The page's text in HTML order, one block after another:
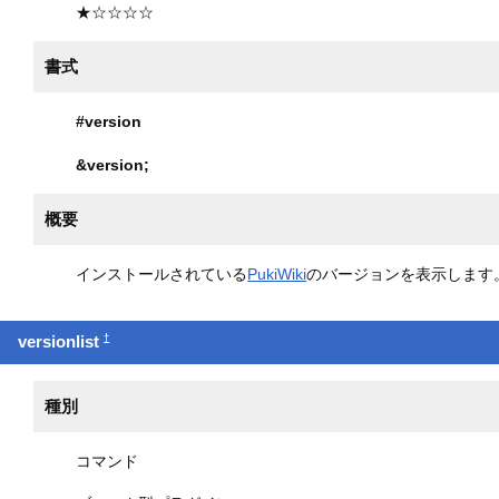
★☆☆☆☆
書式
#version
&version;
概要
インストールされているPukiWikiのバージョンを表示します
versionlist†
種別
コマンド